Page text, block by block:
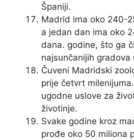
Španiji.
Madrid ima oko 240-
a jedan dan ima oko
dana. godine, što ga
najsunčanijih gradova
Čuveni Madridski
prije četvrt
ugodne uslove za
životinje.
Svake godine kroz
prođe oko 50 miliona